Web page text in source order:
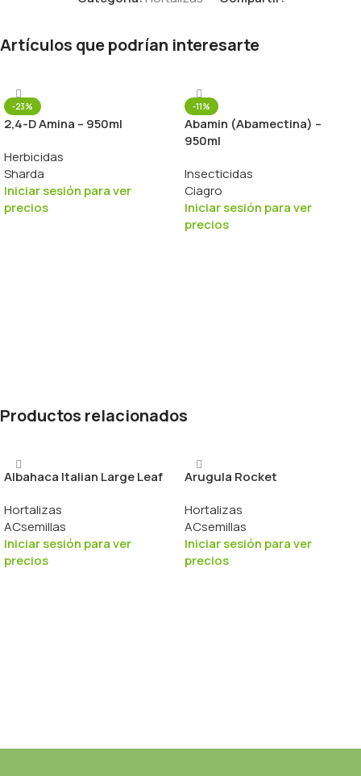
Artículos que podrían interesarte
-23%
2,4-D Amina – 950ml
Herbicidas
Sharda
Iniciar sesión para ver
precios
-11%
Abamin (Abamectina) –
950ml
Insecticidas
Ciagro
Iniciar sesión para ver
precios
Productos relacionados
Albahaca Italian Large Leaf
Hortalizas
ACsemillas
Iniciar sesión para ver
precios
Arugula Rocket
Hortalizas
ACsemillas
Iniciar sesión para ver
precios